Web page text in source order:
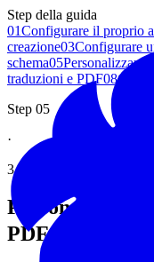
Step della guida
01Configurare il proprio
creazione03Configurare
schema05Personalizzare il
traduzioni e PDF08
Step 05
·
3 minuti di lettura
Personalizzare
PDF con